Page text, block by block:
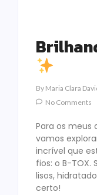
By Maria Clara
No Comments
Para os meus
vamos
incrível que
fios: o B-TOX.
lisos,
certo!